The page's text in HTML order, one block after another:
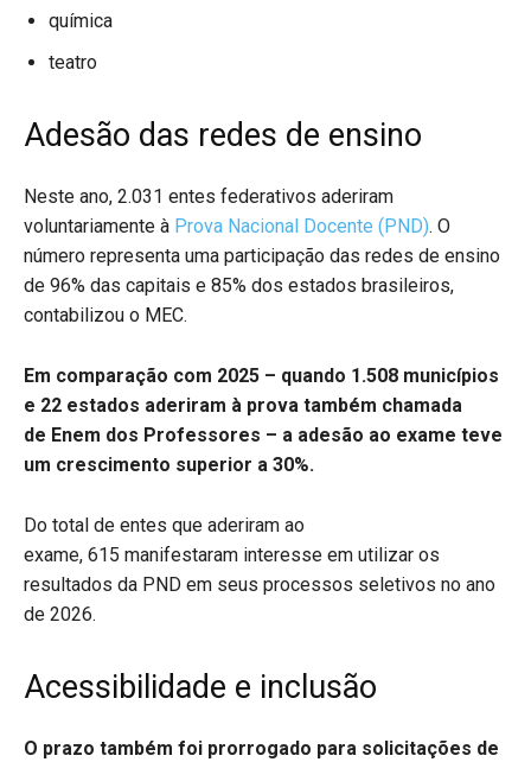
química
teatro
Adesão das redes de ensino
Neste ano, 2.031 entes federativos aderiram
voluntariamente à Prova Nacional Docente (PND). O
número representa uma participação das redes de ensino
de 96% das capitais e 85% dos estados brasileiros,
contabilizou o MEC.
Em comparação com 2025 – quando 1.508 municípios
e 22 estados aderiram à prova também chamada
de Enem dos Professores – a adesão ao exame teve
um crescimento superior a 30%.
Do total de entes que aderiram ao
exame, 615 manifestaram interesse em utilizar os
resultados da PND em seus processos seletivos no ano
de 2026.
Acessibilidade e inclusão
O prazo também foi prorrogado para solicitações de